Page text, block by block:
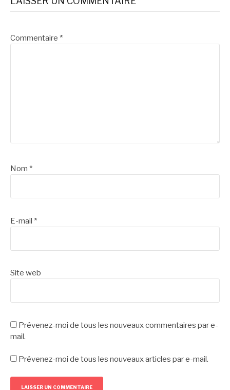
Commentaire *
Nom *
E-mail *
Site web
Prévenez-moi de tous les nouveaux commentaires par e-
mail.
Prévenez-moi de tous les nouveaux articles par e-mail.